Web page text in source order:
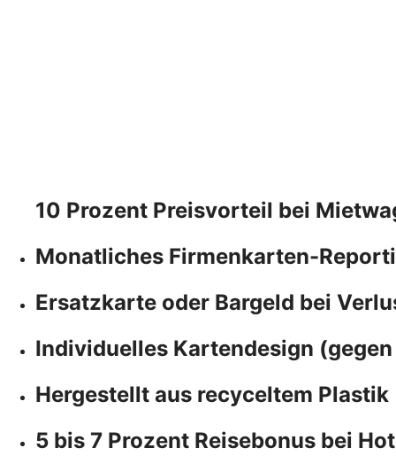
10 Prozent Preisvorteil bei
Monatliches Firmenkarten-
Ersatzkarte oder Bargeld bei
Individuelles Kartendesign
Hergestellt aus recyceltem Plastik
5 bis 7 Prozent Reisebonus bei